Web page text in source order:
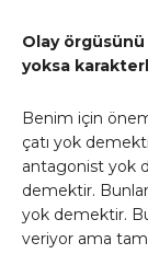
Olay örgüsünü
yoksa
Benim için
çatı yok
antagonist yok
demektir.
yok demektir.
veriyor ama